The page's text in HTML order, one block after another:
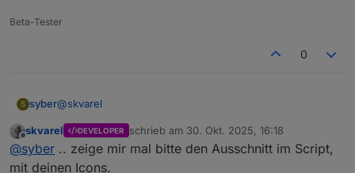
Beta-Tester
0
S syber@skvarel
Okay, hab es jetzt erstmal mit nem script ,was alle 2min
das script neustartet, gelöst
grüsse
Offline
skvarel DEVELOPER schrieb am 30. Okt. 2025, 16:18
zuletzt editiert von
@syber .. zeige mir mal bitte den Ausschnitt im Script,
mit deinen Icons.